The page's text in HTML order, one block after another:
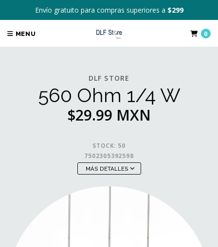
Envío gratuito para compras superiores a $299
MENU 0
DLF STORE
560 Ohm 1/4 W
$29.99 MXN
STOCK: 50
7502305392598
MÁS DETALLES